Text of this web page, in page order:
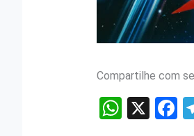
Compartilhe com
W X F